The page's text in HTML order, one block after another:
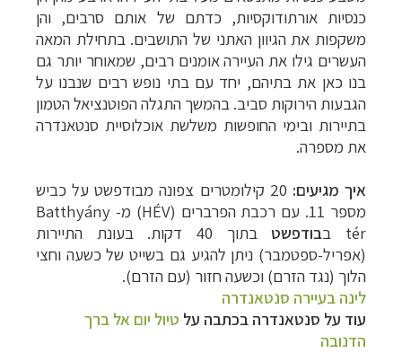
כנסיות אורתודוקסיות, כדתם של אותם סרבים, והן
משקפות את הגיוון האתני של התושבים. בתחילת המאה
העשרים גילו את העיירה אומנים רבים, שמאוחר יותר גם
בנו כאן את בתיהם, יחד עם בתי נופש רבים שנבנו על
הגבעות הירוקות סביב. בהמשך התגלה הפוטנציאל הטמון
בתיירות ובימי החופשות משלשת אוכלוסיית סנטאנדרה
את מספרה.
איך מגיעים:
20 קילומטרים צפונה מבודפשט על כביש
מספר 11. עם רכבת הפרברים (
HÉV) מ- Batthyány
tér בבודפשט
בתוך 40 דקות. בעונת התיירות
(אפריל-ספטמבר) ניתן להגיע גם בשייט של כשעה וחצי
הלוך (נגד הזרם) וכשעה חזור (עם הזרם).
לינה בעיירה סנטאנדרה
עוד על סנטאנדרה בכתבה על טיול יום אל ברך
הדנובה